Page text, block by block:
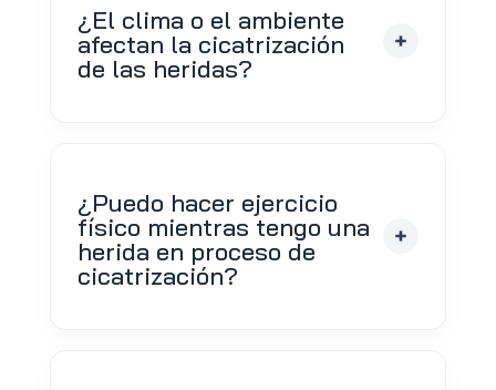
¿El clima o el ambiente
afectan la cicatrización
de las heridas?
¿Puedo hacer ejercicio
físico mientras tengo una
herida en proceso de
cicatrización?